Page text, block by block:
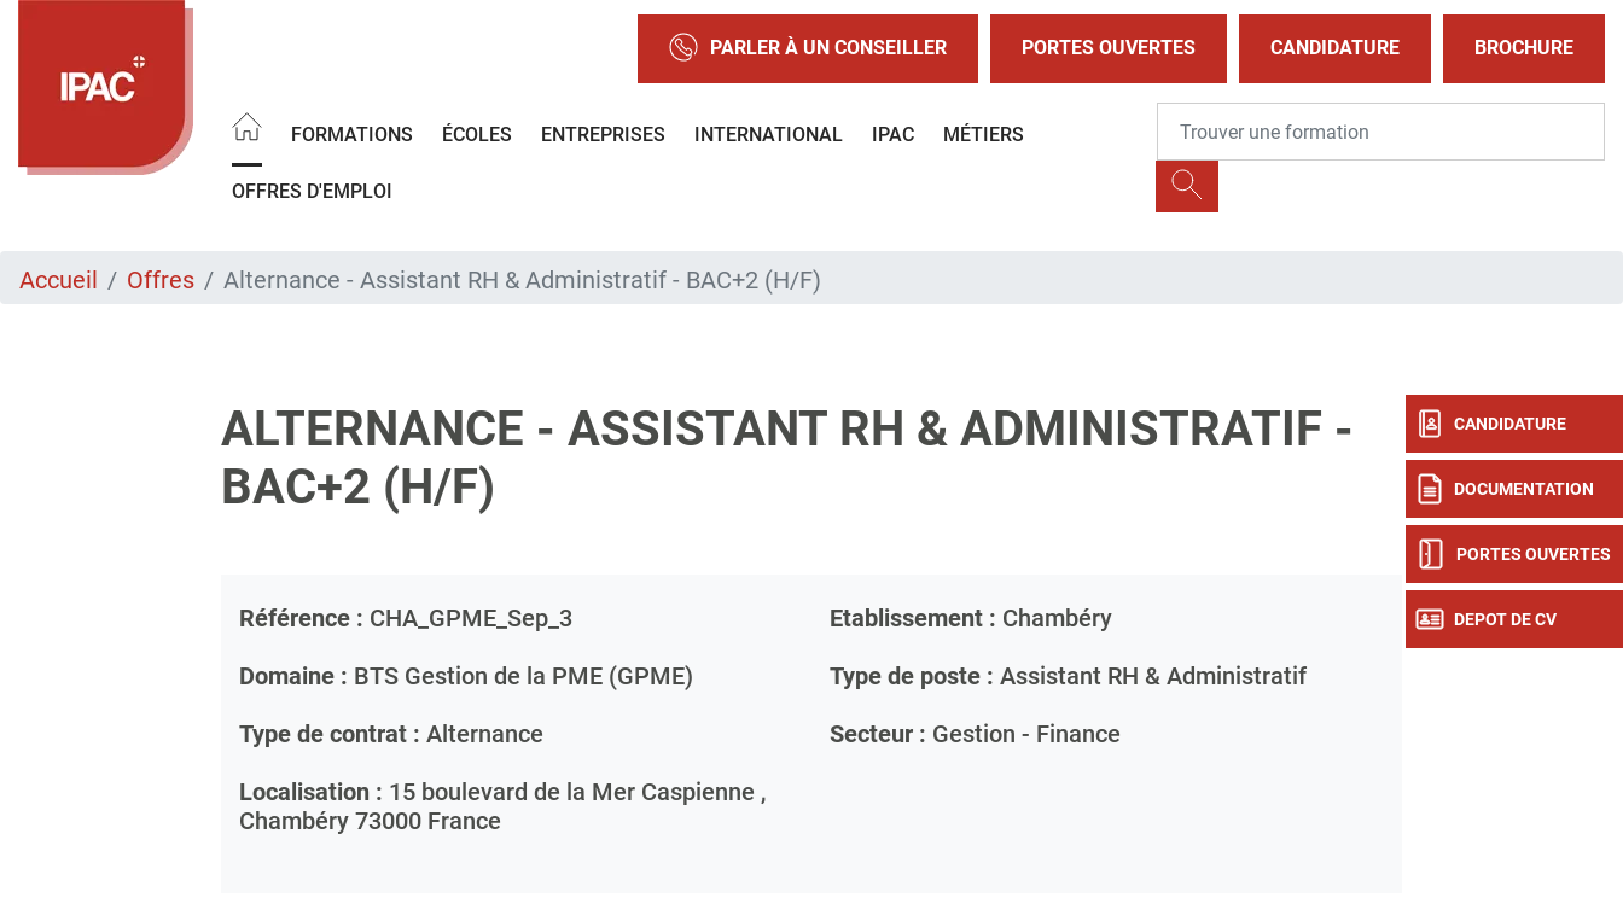
PARLER À UN CONSEILLER PORTES OUVERTES CANDIDATURE BROCHURE
FORMATIONS ÉCOLES ENTREPRISES INTERNATIONAL IPAC MÉTIERS
OFFRES D'EMPLOI
CANDIDATURE
DOCUMENTATION
PORTES OUVERTES
DEPOT DE CV
Accueil Offres Alternance - Assistant RH & Administratif - BAC+2 (H/F)
ALTERNANCE - ASSISTANT RH & ADMINISTRATIF -
BAC+2 (H/F)
Référence : CHA_GPME_Sep_3 Etablissement : Chambéry
Domaine : BTS Gestion de la PME (GPME) Type de poste : Assistant RH & Administratif
Type de contrat : Alternance Secteur : Gestion - Finance
Localisation : 15 boulevard de la Mer Caspienne ,
Chambéry 73000 France